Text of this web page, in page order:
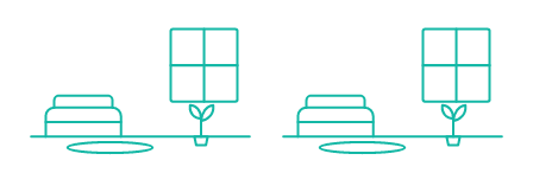
Schule <350m
Kindergarten <425m
Universität <2.000m